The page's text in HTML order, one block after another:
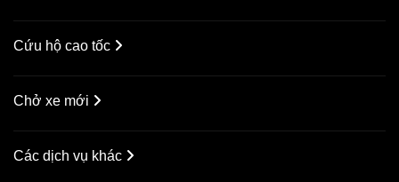
Cứu hộ cao tốc
Chở xe mới
Các dịch vụ khác